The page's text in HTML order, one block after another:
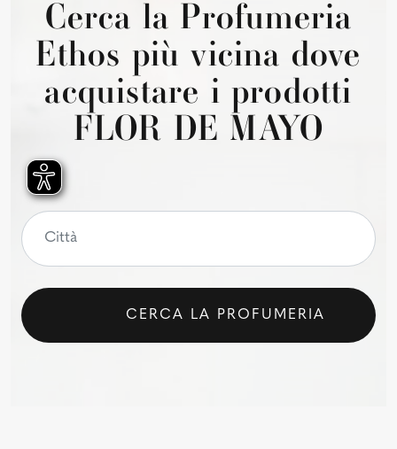
Cerca la Profumeria
Ethos più vicina dove
acquistare i prodotti
FLOR DE MAYO
CERCA LA PROFUMERIA